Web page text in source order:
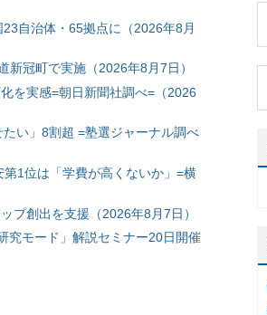
自治体・65拠点に（2026年8月
冠町で実施（2026年8月7日）
を実感=朝日新聞社調べ=（2026
い」8割超 =塾選ジャーナル調べ
1位は「学費が高くないか」=横
プ創出を支援（2026年8月7日）
究モード」解説セミナー20日開催